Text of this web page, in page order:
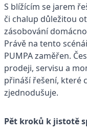
S blížícím se jarem
či chalup důležitou
zásobování
Právě na tento
PUMPA zaměřen.
prodeji, servisu a
přináší řešení, které
zjednodušuje.
Pět kroků k jistotě